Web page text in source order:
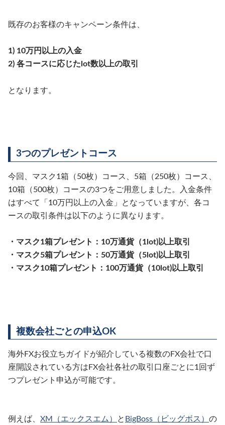
既存のお客様のキャンペーン条件は、
1) 10万円以上の入金
2) 各コースに応じたlot数以上の取引
となります。
3つのプレゼントコース
今回、マスク1箱（50枚）コース、5箱（250枚）コース、
10箱（500枚）コースの3つをご用意しました。入金条件
はすべて「10万円以上の入金」となっていますが、各コ
ースの取引条件は以下のように異なります。
・マスク1箱プレゼント：10万通貨（1lot)以上取引
・マスク5箱プレゼント：50万通貨（5lot)以上取引
・マスク10箱プレゼント：100万通貨（10lot)以上取引
複数会社ごとの申込OK
海外FXお役立ちガイドが紹介している複数のFX会社で口
座開設されている方はFX会社各社の取引口座ごとに1回ず
つプレゼント申込が可能です。
例えば、 XM（エックスエム） と BigBoss（ビッグボス） の